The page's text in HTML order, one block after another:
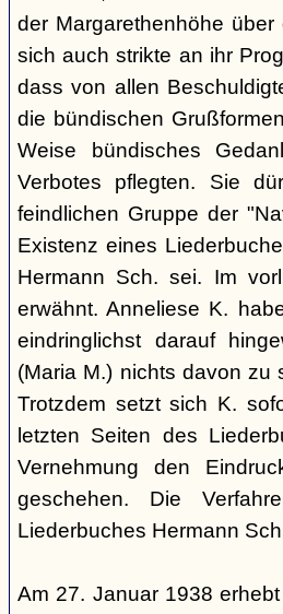
der Margarethenhöhe
sich auch strikte an ihr
dass von allen
die bündischen
Weise bündisches
Verbotes pflegten. Sie
feindlichen Gruppe der
Existenz eines
Hermann Sch. sei. Im
erwähnt. Anneliese K.
eindringlichst darauf
(Maria M.) nichts davon
Trotzdem setzt sich K.
letzten Seiten des
Vernehmung den
geschehen. Die
Liederbuches Hermann
Am 27. Januar 1938